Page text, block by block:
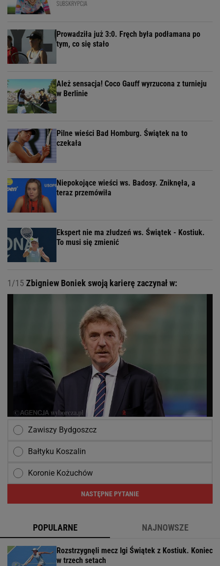
SUBSKRYPCJA
Prowadziła już 3:0. Fręch była podłamana po
tym, co się stało
Ależ sensacja! Coco Gauff wyrzucona z turnieju
w Berlinie
Pilne wieści Bad Homburg. Świątek na to
czekała
Niepokojące wieści ws. Badosy. Zniknęła, a
teraz przemówiła
Ekspert nie ma złudzeń ws. Świątek - Kostiuk.
To musi się zmienić
1/15 Zbigniew Boniek swoją karierę zaczynał w:
Zawiszy Bydgoszcz
Bałtyku Koszalin
Koronie Kożuchów
NASTĘPNE PYTANIE
POPULARNE NAJNOWSZE
Rozstrzygnęli mecz Igi Świątek z Kostiuk. Koniec
w trzech setach